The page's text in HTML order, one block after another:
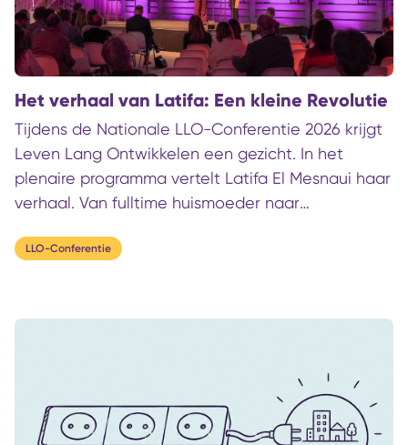
scholingsvragen sneller gesteld én opgelost.
Het verhaal van Latifa: Een kleine Revolutie
Tijdens de Nationale LLO-Conferentie 2026 krijgt
Leven Lang Ontwikkelen een gezicht. In het
plenaire programma vertelt Latifa El Mesnaui haar
verhaal. Van fulltime huismoeder naar
opnieuw student. Haar route laat zien wat er
mens en samenleving.
LLO-Conferentie